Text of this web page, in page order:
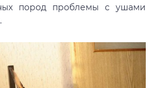
пород проблемы с ушами